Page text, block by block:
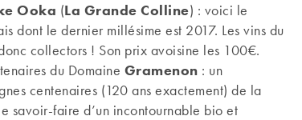
Ooka (La Grande Colline) : voici le
dont le dernier millésime est 2017. Les vins du
collectors ! Son prix avoisine les 100€.
du Domaine Gramenon : un
centenaires (120 ans exactement) de la
savoir-faire d’un incontournable bio et